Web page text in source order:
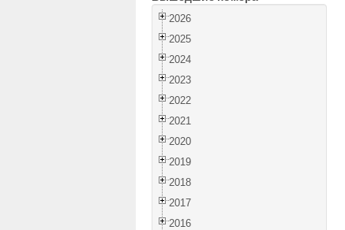
2026
2025
2024
2023
2022
2021
2020
2019
2018
2017
2016